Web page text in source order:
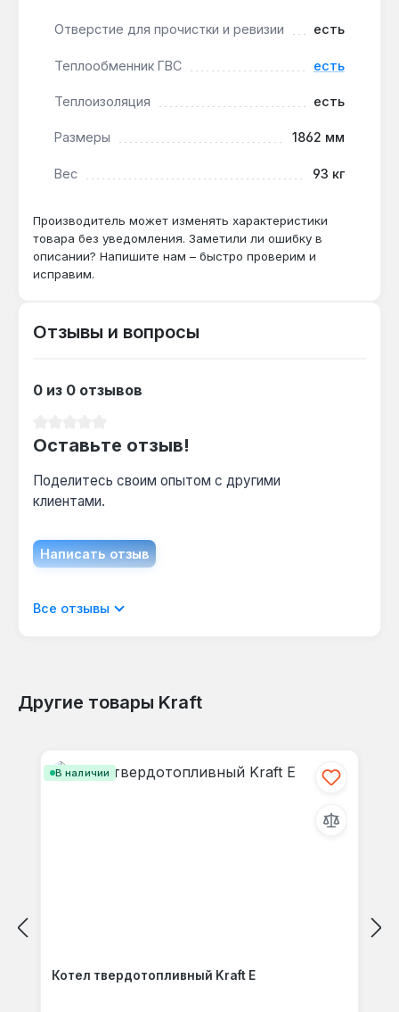
Да — объём 350 л и давление 3 бар
сглаживания пиковых нагрузок при отоплении
дома до 150 м².
Как часто нужно чистить бак?
При использовании с твёрдотопливным
люк, при газовом или электрическом — раз в
3-5 лет.
Отверстие для прочистки и ревизии есть
Теплообменник ГВС есть
Теплоизоляция есть
Размеры 1862 мм
Вес 93 кг
Производитель может изменять характеристики
товара без уведомления. Заметили ли ошибку в
описании? Напишите нам – быстро проверим и
исправим.
Отзывы и вопросы
0 из 0 отзывов
Оставьте отзыв!
Поделитесь своим опытом с другими
клиентами.
Написать отзыв
Отображать отзывы только на текущем
Все отзывы
Другие товары Kraft
В наличии
Котел твердотопливный Kraft E